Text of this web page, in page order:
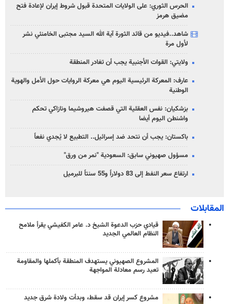
الحرس الثوري: على الولايات المتحدة قبول شروط إيران لإعادة فتح
مضيق هرمز
شاهد..فيديو من قائد الثورة آية الله السيد مجتبى الخامنئي نشر
لأول مرة
ولايتي: القوات الأجنبية يجب أن تغادر المنطقة
عارف: المعركة الرئيسية اليوم هي معركة الروايات حول الأمل والهوية
الوطنية
بزشكيان: نفس العقلية التي قصفت هيروشيما ونازاكي تحكم
واشنطن اليوم أيضا
باكستان: يجب أن نتحد ضد إسرائيل.. التطبيع لا يُجدي نفعاً
مسؤول صهيوني سابق: السعودية "نمر من ورق"
ارتفاع سعر النفط إلى 83 دولاراً و55 سنتاً للبرميل
المقابلات
قيادي حزب الدعوة الشيخ د. عامر الكفيشي يقرأ ملامح
النظام العالمي الجديد
المشروع الصهيوني يستهدف المنطقة بأكملها والمقاومة
تعيد رسم معادلة المواجهة
مشروع كسر إيران قد سقط، وبدأت ولادة شرق جديد